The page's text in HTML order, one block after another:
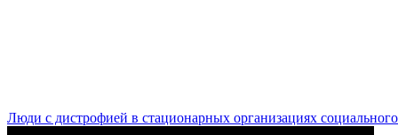
Люди с дистрофией в стационарных организациях